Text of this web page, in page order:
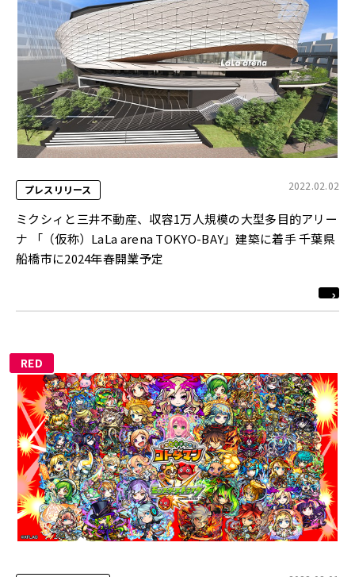
プレスリリース 2022.02.02
ミクシィと三井不動産、収容1万人規模の大型多目的アリー
ナ 「（仮称）LaLa arena TOKYO-BAY」建築に着手 千葉県
船橋市に2024年春開業予定
RED